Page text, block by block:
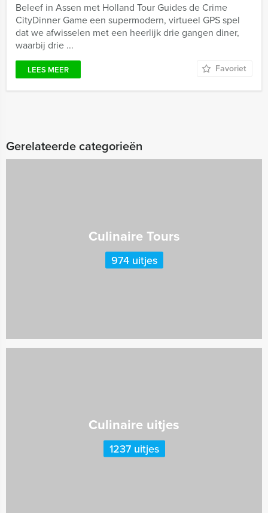
Beleef in Assen met Holland Tour Guides de Crime
CityDinner Game een supermodern, virtueel GPS spel
dat we afwisselen met een heerlijk drie gangen diner,
waarbij drie ...
LEES MEER Favoriet
Gerelateerde categorieën
Culinaire Tours
974 uitjes
Culinaire uitjes
1237 uitjes